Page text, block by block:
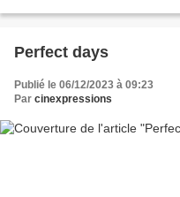
Perfect days
Publié le 06/12/2023 à 09:23
Par cinexpressions